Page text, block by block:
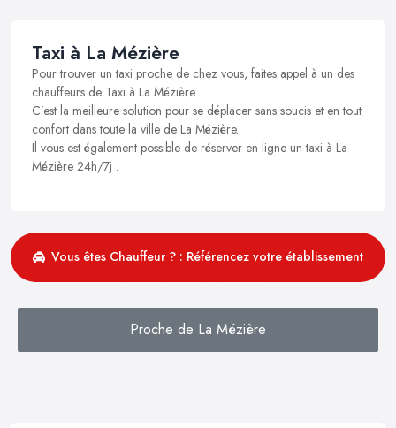
Taxi à La Mézière
Pour trouver un taxi proche de chez vous, faites appel à un des
chauffeurs de Taxi à La Mézière .
C’est la meilleure solution pour se déplacer sans soucis et en tout
confort dans toute la ville de La Mézière.
Il vous est également possible de réserver en ligne un taxi à La
Mézière 24h/7j .
Vous êtes Chauffeur ? : Référencez votre établissement
Proche de La Mézière